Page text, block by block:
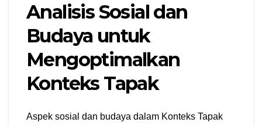
Analisis Sosial dan
Budaya untuk
Mengoptimalkan
Konteks Tapak
Aspek sosial dan budaya dalam Konteks Tapak